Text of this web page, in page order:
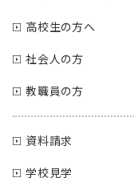
高校生の方へ
社会人の方
教職員の方
資料請求
学校見学